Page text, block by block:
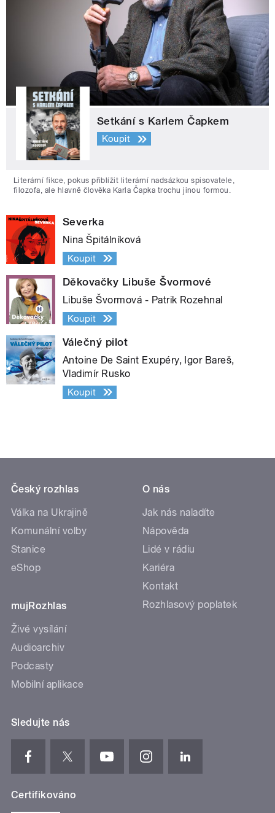
Setkání s Karlem Čapkem
Koupit
Literární fikce, pokus přiblížit literární nadsázkou spisovatele,
filozofa, ale hlavně člověka Karla Čapka trochu jinou formou.
Severka
Nina Špitálníková
Koupit
Děkovačky Libuše Švormové
Libuše Švormová - Patrik Rozehnal
Koupit
Válečný pilot
Antoine De Saint Exupéry, Igor Bareš,
Vladimír Rusko
Koupit
Český rozhlas
Válka na Ukrajině
Komunální volby
Stanice
eShop
mujRozhlas
Živé vysílání
Audioarchiv
Podcasty
Mobilní aplikace
O nás
Jak nás naladíte
Nápověda
Lidé v rádiu
Kariéra
Kontakt
Rozhlasový poplatek
Sledujte nás
Certifikováno